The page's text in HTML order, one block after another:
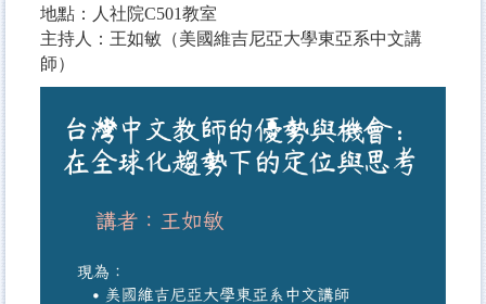
地點：人社院C501教室
主持人：王如敏（美國維吉尼亞大學東亞系中文講
師）